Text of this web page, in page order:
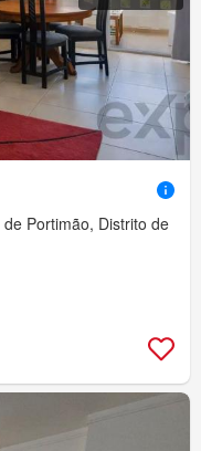
Portimão, Distrito de